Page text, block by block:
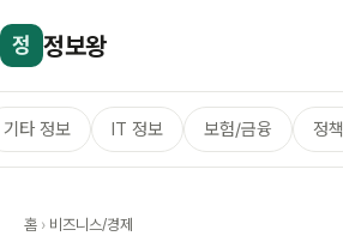
정 정보왕
기타 정보 IT 정보 보험/금융 정책
홈 › 비즈니스/경제